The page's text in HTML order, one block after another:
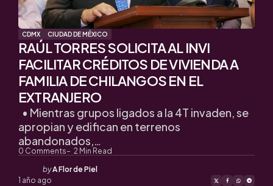
CDMX CIUDAD DE MÉXICO
RAÚL TORRES SOLICITA AL INVI
FACILITAR CRÉDITOS DE VIVIENDA A
FAMILIA DE CHILANGOS EN EL
EXTRANJERO
0 Comments 2 Min Read
• Mientras grupos ligados a la 4T invaden, se
apropian y edifican en terrenos
abandonados,…
Posted
by
byA Flor de Piel
1 año ago